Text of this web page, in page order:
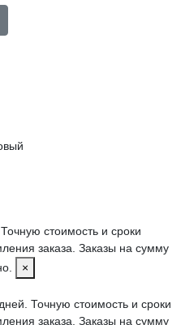
стоимость и сроки
заказа. Заказы на сумму
×
Точную стоимость и сроки
заказа. Заказы на сумму